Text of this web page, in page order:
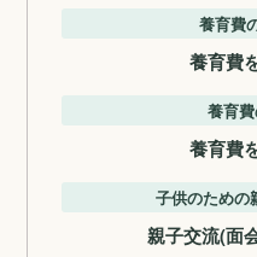
養育費
養育費
養育
養育費
子供のための
親子交流(面